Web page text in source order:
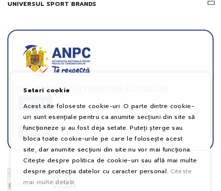
UNIVERSUL SPORT BRANDS
SOLUȚIONAREA ALTERNATIVĂ A LITIGIILOR
DETALII
SOLUȚIONAREA ONLINE A LITIGIILOR
DETALII
Setari cookie
Acest site foloseste cookie-uri. O parte dintre cookie-
uri sunt esențiale pentru ca anumite secțiuni din site să
funcționeze și au fost deja setate. Puteți șterge sau
bloca toate cookie-urile pe care le folosește acest
site, dar anumite secțiuni din site nu vor mai funcționa.
Citește despre politica de cookie-uri sau află mai multe
despre protecția datelor cu caracter personal. Citeste
mai multe detalii